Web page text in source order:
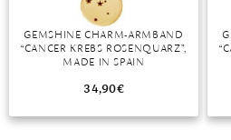
GEMSHINE CHARM-ARMBAND
“CANCER KREBS ROSENQUARZ”,
MADE IN SPAIN
34,90€